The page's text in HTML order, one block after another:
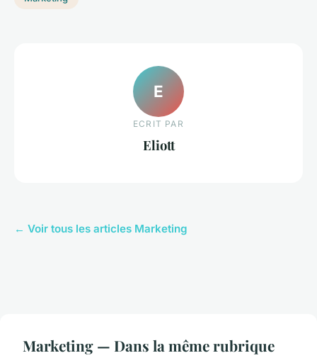
E
ECRIT PAR
Eliott
← Voir tous les articles Marketing
Marketing — Dans la même rubrique